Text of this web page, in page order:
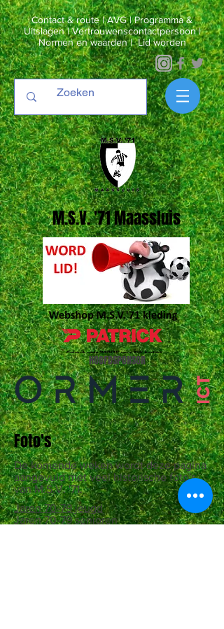
Contact & route|AVG|Programma &
Uitslagen|Vertrouwenscontactpersoon|
Normen en waarden|Lid worden
M.S.V. '71 Maassluis
HOOFDSPONSOR
Foto's
De komende weken wordt deze pagina
aangevuld met veel historische foto's
van M.S.V. '71.
Jaren 70-79 jeugd
Jaren 70-79 senioren